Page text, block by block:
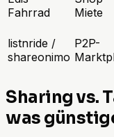
Fahrrad
Miete
listnride /
shareonimo
P2P-
Sharing vs.
was